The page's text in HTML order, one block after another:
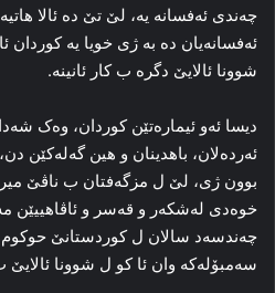
چه‌ندی ئه‌فسانه‌ یه‌، لێ تێ ده‌ ئالا
ئه‌فسانه‌یان ده‌ به‌ ژی خویا یه‌ کوردان
شوونا ئالایێ دگره‌ ب کار ئانینه‌.
دیسا ئه‌و ئیماره‌تێن کوردان، وه‌ک
ئه‌رده‌لان، باهدینان و هین گه‌له‌کێن
بوون ژی، لێ ل مزگه‌فتان ب ناڤێ
خوه‌دی له‌شکه‌ر و قه‌سر و ئاڤاهییێن
چه‌ندسه‌د سالان ل کوردستانێ حوکوم
سه‌مبۆله‌که‌ وان ئا کو ل شوونا ئالایێ